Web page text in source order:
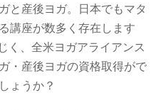
と産後ヨガ。日本でもマタ
講座が数多く存在します
く、全米ヨガアライアンス
・産後ヨガの資格取得がで
ょうか？